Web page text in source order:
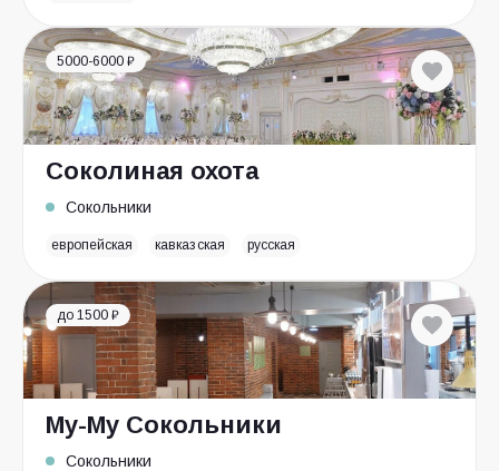
5000-6000 ₽
Соколиная охота
Сокольники
европейская кавказская русская
до 1500 ₽
Му-Му Сокольники
Сокольники